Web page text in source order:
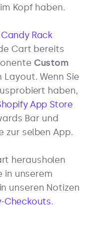
Kopf haben.
Candy Rack
Cart bereits
Custom
Wenn Sie
haben,
App Store
Bar und
zur selben App.
herausholen
in unserem
unseren Notizen
Checkouts.